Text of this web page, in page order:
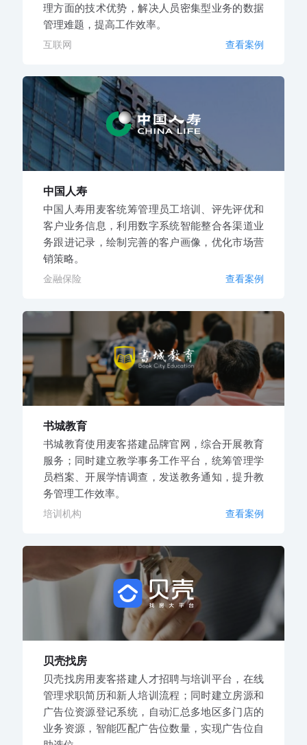
理方面的技术优势，解决人员密集型业务的数据
管理难题，提高工作效率。
互联网 查看案例
中国人寿
中国人寿用麦客统筹管理员工培训、评先评优和
客户业务信息，利用数字系统智能整合各渠道业
务跟进记录，绘制完善的客户画像，优化市场营
销策略。
金融保险 查看案例
书城教育
书城教育使用麦客搭建品牌官网，综合开展教育
服务；同时建立教学事务工作平台，统筹管理学
员档案、开展学情调查，发送教务通知，提升教
务管理工作效率。
培训机构 查看案例
贝壳找房
贝壳找房用麦客搭建人才招聘与培训平台，在线
管理求职简历和新人培训流程；同时建立房源和
广告位资源登记系统，自动汇总多地区多门店的
业务资源，智能匹配广告位数量，实现广告位自